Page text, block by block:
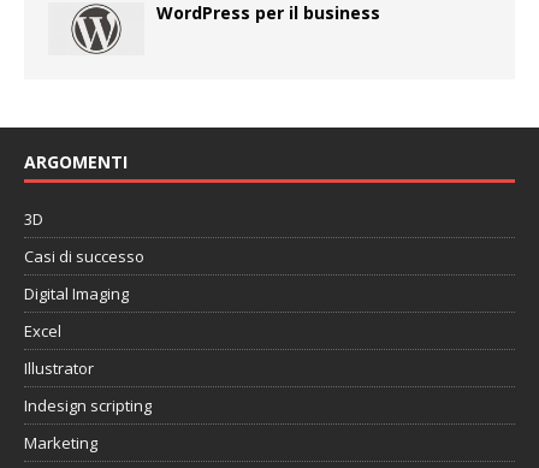
WordPress per il business
ARGOMENTI
3D
Casi di successo
Digital Imaging
Excel
Illustrator
Indesign scripting
Marketing